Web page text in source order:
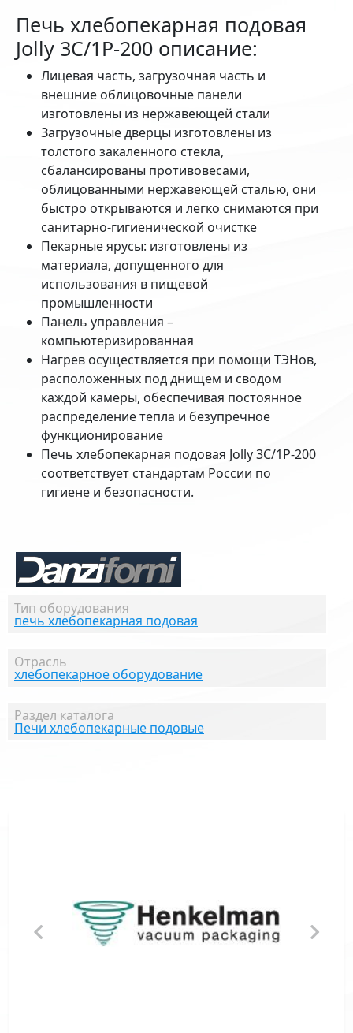
Тип оборудования
печь хлебопекарная подовая
Отрасль
хлебопекарное оборудование
Раздел каталога
Печи хлебопекарные подовые
Печь хлебопекарная подовая
Jolly 3С/1P-200 описание:
Лицевая часть, загрузочная часть и
внешние облицовочные панели
изготовлены из нержавеющей стали
Загрузочные дверцы изготовлены из
толстого закаленного стекла,
сбалансированы противовесами,
облицованными нержавеющей сталью, они
быстро открываются и легко снимаются при
санитарно-гигиенической очистке
Пекарные ярусы: изготовлены из
материала, допущенного для
использования в пищевой
промышленности
Панель управления –
компьютеризированная
Нагрев осуществляется при помощи ТЭНов,
расположенных под днищем и сводом
каждой камеры, обеспечивая постоянное
распределение тепла и безупречное
функционирование
Печь хлебопекарная подовая Jolly 3С/1P-200
соответствует стандартам России по
гигиене и безопасности.